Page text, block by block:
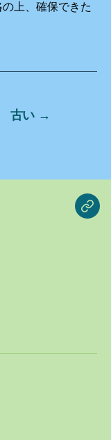
上、確保できた
古い →
blog